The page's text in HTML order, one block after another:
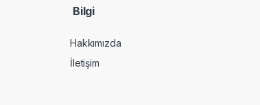
Bilgi
Hakkımızda
İletişim